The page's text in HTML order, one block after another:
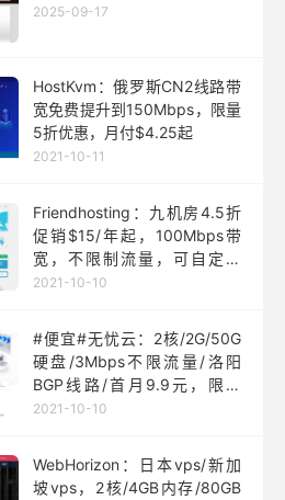
2025-09-17
HostKvm：俄罗斯CN2线路带
宽免费提升到150Mbps，限量
5折优惠，月付$4.25起
2021-10-11
Friendhosting：九机房4.5折
促销$15/年起，100Mbps带
宽，不限制流量，可自定义
ISO
2021-10-10
#便宜#无忧云：2核/2G/50G
硬盘/3Mbps不限流量/洛阳
BGP线路/首月9.9元，限量
200台
2021-10-10
WebHorizon：日本vps/新加
坡vps，2核/4GB内存/80GB